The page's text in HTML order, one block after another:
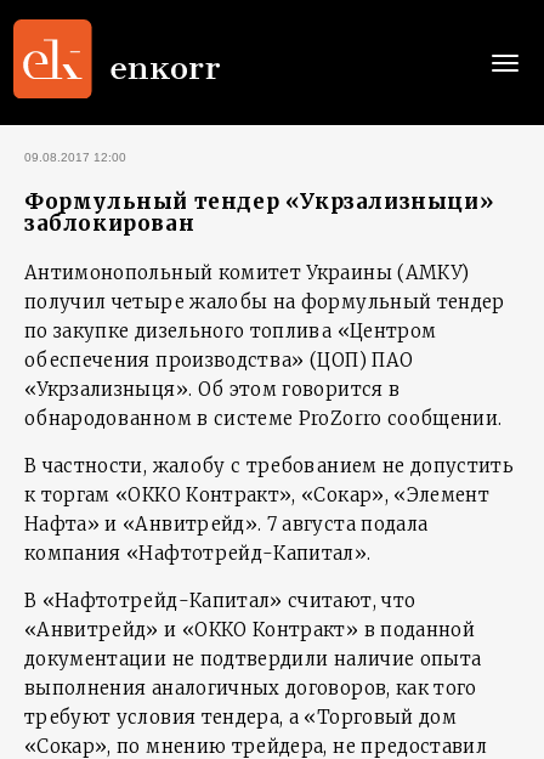
09.08.2017 12:00
Формульный тендер «Укрзализныци»
заблокирован
Антимонопольный комитет Украины (АМКУ)
получил четыре жалобы на формульный тендер
по закупке дизельного топлива «Центром
обеспечения производства» (ЦОП) ПАО
«Укрзализныця». Об этом говорится в
обнародованном в системе ProZorro сообщении.
В частности, жалобу с требованием не допустить
к торгам «ОККО Контракт», «Сокар», «Элемент
Нафта» и «Анвитрейд». 7 августа подала
компания «Нафтотрейд-Капитал».
В «Нафтотрейд-Капитал» считают, что
«Анвитрейд» и «ОККО Контракт» в поданной
документации не подтвердили наличие опыта
выполнения аналогичных договоров, как того
требуют условия тендера, а «Торговый дом
«Сокар», по мнению трейдера, не предоставил